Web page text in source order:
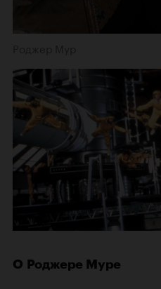
О Роджере Муре